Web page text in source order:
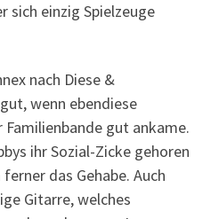
sich einzig Spielzeuge
nach Diese &
wenn ebendiese
gut ankame.
ihr Sozial-Zicke gehoren
das Gehabe. Auch
Gitarre, welches